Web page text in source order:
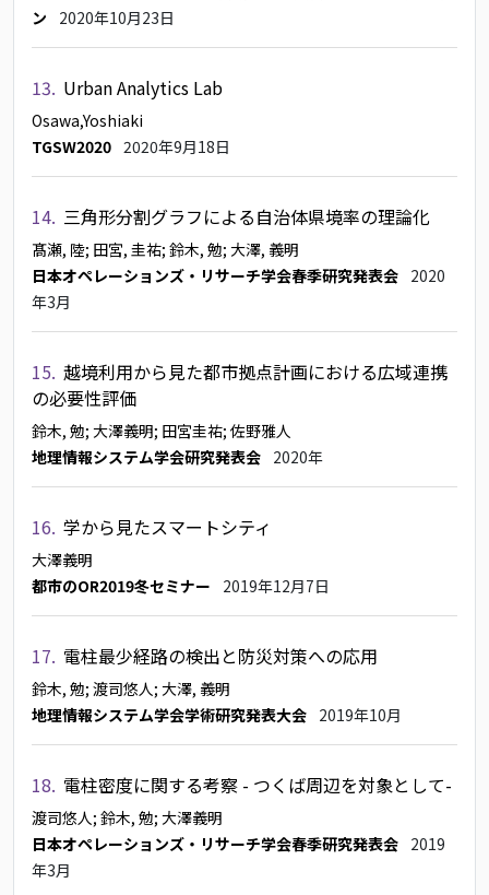
ン
2020年10月23日
13. Urban Analytics Lab
Osawa,Yoshiaki
TGSW2020 2020年9月18日
14. 三角形分割グラフによる自治体県境率の理論化
髙瀬, 陸; 田宮, 圭祐; 鈴木, 勉; 大澤, 義明
日本オペレーションズ・リサーチ学会春季研究発表会 2020
年3月
15. 越境利用から見た都市拠点計画における広域連携
の必要性評価
鈴木, 勉; 大澤義明; 田宮圭祐; 佐野雅人
地理情報システム学会研究発表会 2020年
16. 学から見たスマートシティ
大澤義明
都市のOR2019冬セミナー
2019年12月7日
17. 電柱最少経路の検出と防災対策への応用
鈴木, 勉; 渡司悠人; 大澤, 義明
地理情報システム学会学術研究発表大会 2019年10月
18. 電柱密度に関する考察 - つくば周辺を対象として-
渡司悠人; 鈴木, 勉; 大澤義明
日本オペレーションズ・リサーチ学会春季研究発表会 2019
年3月